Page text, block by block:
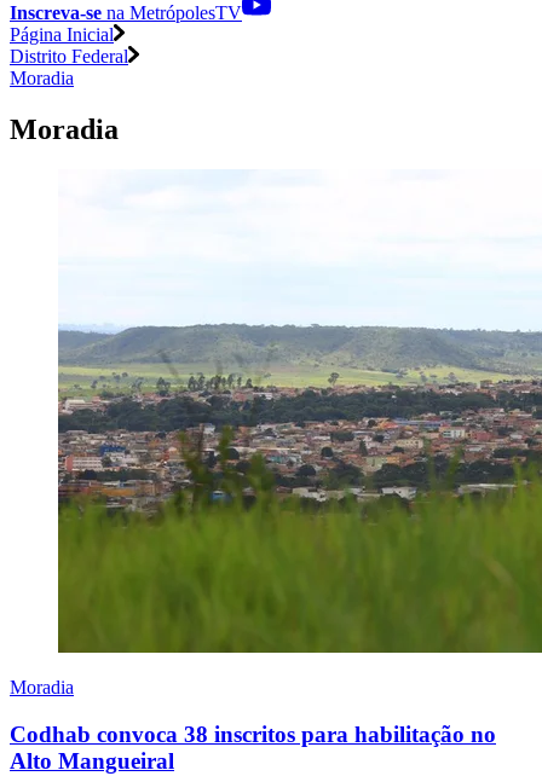
Inscreva-se na MetrópolesTV
Página Inicial
Distrito Federal
Moradia
Moradia
Moradia
Codhab convoca 38 inscritos para habilitação no
Alto Mangueiral